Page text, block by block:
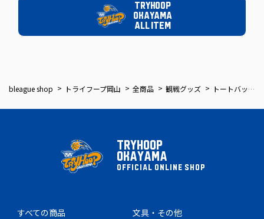
TRYHOOP
OKAYAMA
ALL ITEM
bleague shop トライフープ岡山 全商品 観戦グッズ トートバッグ Bタイプ
TRYHOOP
OKAYAMA
OFFICIAL ONLINE SHOP
すべての商品
文具・その他